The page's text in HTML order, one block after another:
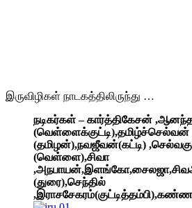
இருவிழிகள் நாடகத்திலிருந்து …
நடிகர்கள் – கார்த்திகேசன்
(வெள்ளைக்குட்டி),தமிழ்ச்செல்வன்
(தமிழன்),நவஜீவன்(கட்டி)
(வெள்ளை),சிவா
(துரை),செந்தில்